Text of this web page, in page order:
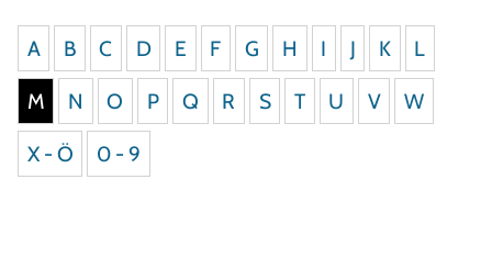
A B C D E F G H I J K
L
M
N O P Q R S T U V
W
X - Ö
0 - 9